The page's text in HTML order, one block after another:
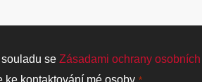
souladu seZásadami ochrany
kontaktování mé osoby.